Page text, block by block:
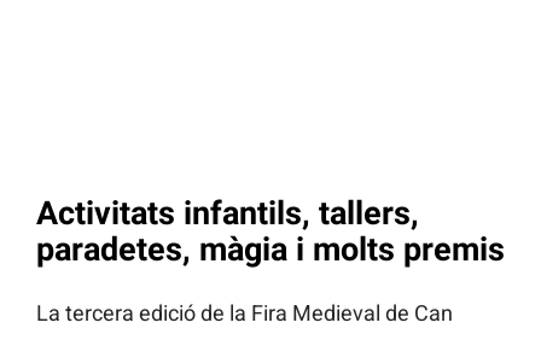
Activitats infantils, tallers,
paradetes, màgia i molts premis
La tercera edició de la Fira Medieval de Can